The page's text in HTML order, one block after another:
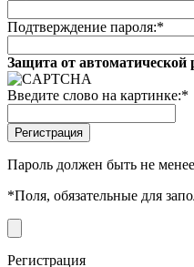
Подтверждение пароля:*
Защита от автоматической
Введите слово на картинке:*
Пароль должен быть не
*Поля, обязательные для
Регистрация